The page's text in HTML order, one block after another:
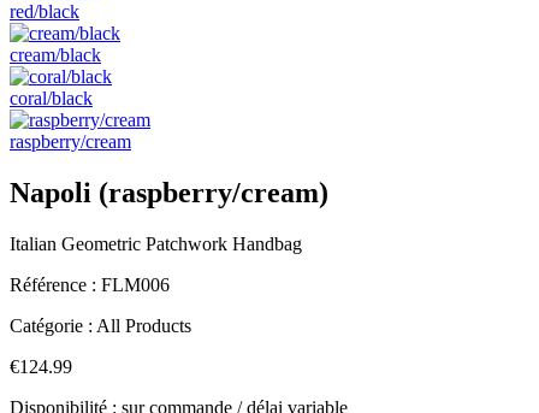
red/black
cream/black
coral/black
raspberry/cream
Napoli (raspberry/cream)
Italian Geometric Patchwork Handbag
Référence : FLM006
Catégorie : All Products
€124.99
Disponibilité : sur commande / délai variable